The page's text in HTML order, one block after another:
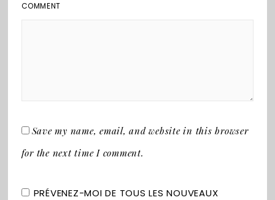
COMMENT
Save my name, email, and website in this browser
for the next time I comment.
PRÉVENEZ-MOI DE TOUS LES NOUVEAUX